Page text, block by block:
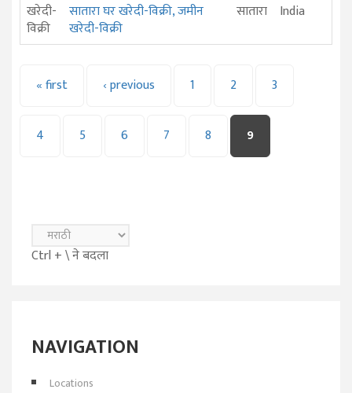
खरेदी-
विक्री
सातारा घर खरेदी-विक्री, जमीन
खरेदी-विक्री
सातारा India
PAGES
« first ‹ previous 1 2 3
4 5 6 7 8 9
Ctrl + \ ने बदला
NAVIGATION
Locations